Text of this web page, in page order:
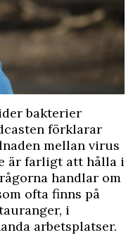
bakterier
förklarar
mellan virus
är farligt att hålla i
handlar om
ofta finns på
i
arbetsplatser.